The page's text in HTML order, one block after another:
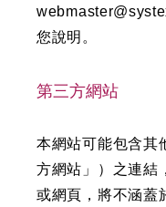
您說明。
第三方網站
本網站可能包含其
方網站」）之連結
或網頁，將不涵蓋